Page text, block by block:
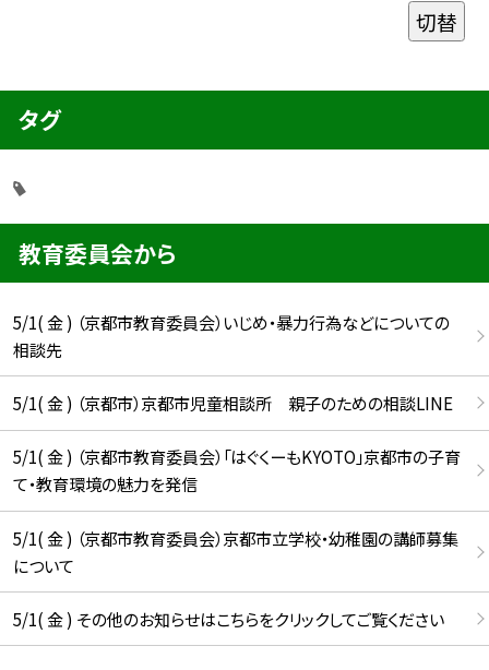
切替
タグ
教育委員会から
5/1( 金 ) （京都市教育委員会）いじめ・暴力行為などについての
相談先
5/1( 金 ) （京都市）京都市児童相談所 親子のための相談LINE
5/1( 金 ) （京都市教育委員会）「はぐくーもKYOTO」京都市の子育
て・教育環境の魅力を発信
5/1( 金 ) （京都市教育委員会）京都市立学校・幼稚園の講師募集
について
5/1( 金 ) その他のお知らせはこちらをクリックしてご覧ください